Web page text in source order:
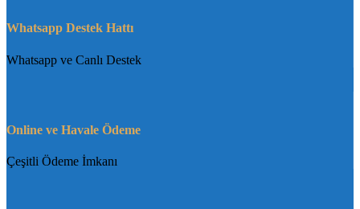
Whatsapp Destek Hattı
Whatsapp ve Canlı Destek
Online ve Havale Ödeme
Çeşitli Ödeme İmkanı